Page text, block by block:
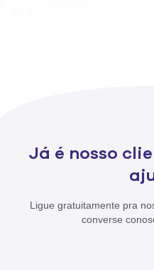
Já é nosso
Ligue gratuitamente pra
converse